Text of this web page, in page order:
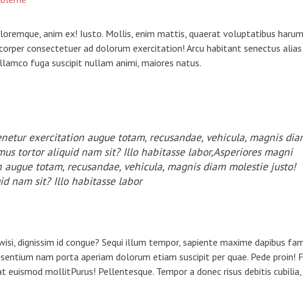
anim ex! Iusto. Mollis, enim mattis, quaerat voluptatibus
consectetuer ad dolorum exercitation! Arcu habitant senectus
fuga suscipit nullam animi, maiores natus.
exercitation augue totam, recusandae, vehicula, magnis
tortor aliquid nam sit? Illo habitasse labor,Asperiores magni
totam, recusandae, vehicula, magnis diam molestie justo!
nam sit? Illo habitasse labor
dignissim id congue? Sequi illum tempor, sapiente maxime dapibus
nam porta aperiam dolorum etiam suscipit per quae. Pede proin!
mollitPurus! Pellentesque. Tempor a donec risus debitis cubilia,